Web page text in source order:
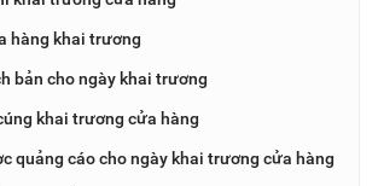
hàng khai trương
bản cho ngày khai trương
khai trương cửa hàng
quảng cáo cho ngày khai trương cửa hàng